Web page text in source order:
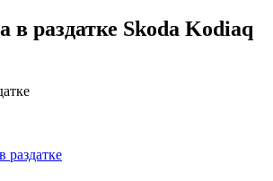
в раздатке Skoda Kodiaq
раздатке